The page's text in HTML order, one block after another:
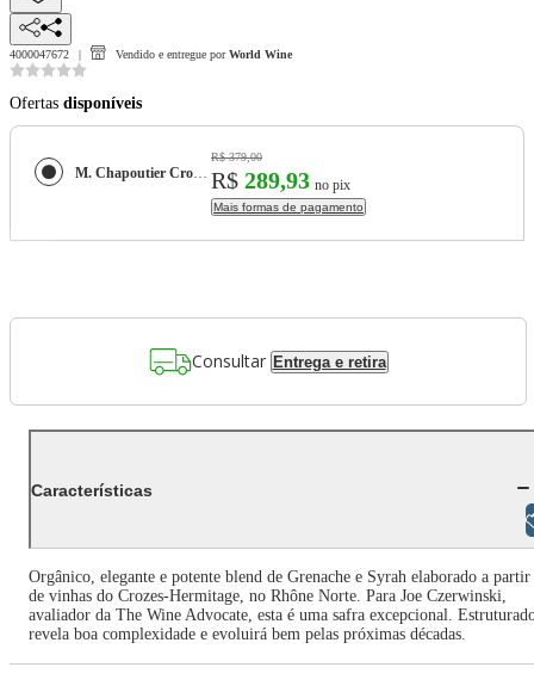
4000047672 Vendido e entregue por World Wine
Ofertas disponíveis
M. Chapoutier Crozes-hermitage "les Meysonniers"
R$ 379,00
R$ 289,93 no pix
Mais formas de pagamento
Consultar Entrega e retira
Características
Orgânico, elegante e potente blend de Grenache e Syrah elaborado a partir
de vinhas do Crozes-Hermitage, no Rhône Norte. Para Joe Czerwinski,
avaliador da The Wine Advocate, esta é uma safra excepcional.
revela boa complexidade e evoluirá bem pelas próximas décadas.